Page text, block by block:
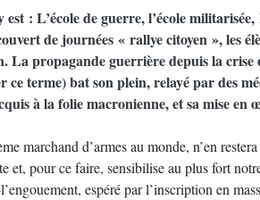
: L’école de guerre, l’école militarisée,
de journées « rallye citoyen », les
La propagande guerrière depuis la crise
ce terme) bat son plein, relayé par des
à la folie macronienne, et sa mise en
marchand d’armes au monde, n’en
et, pour ce faire, sensibilise au plus fort
espéré par l’inscription en